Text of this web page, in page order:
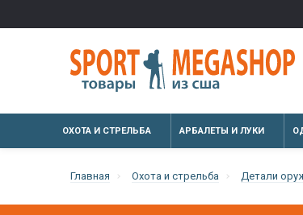
ОХОТА И СТРЕЛЬБА АРБАЛЕТЫ И ЛУКИ
Главная Охота и стрельба Детали